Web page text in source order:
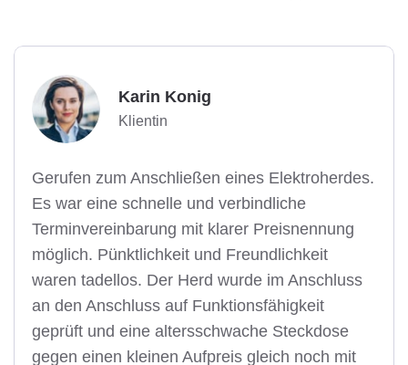
Karin Konig
Klientin
Gerufen zum Anschließen eines Elektroherdes.
Es war eine schnelle und verbindliche
Terminvereinbarung mit klarer Preisnennung
möglich. Pünktlichkeit und Freundlichkeit
waren tadellos. Der Herd wurde im Anschluss
an den Anschluss auf Funktionsfähigkeit
geprüft und eine altersschwache Steckdose
gegen einen kleinen Aufpreis gleich noch mit